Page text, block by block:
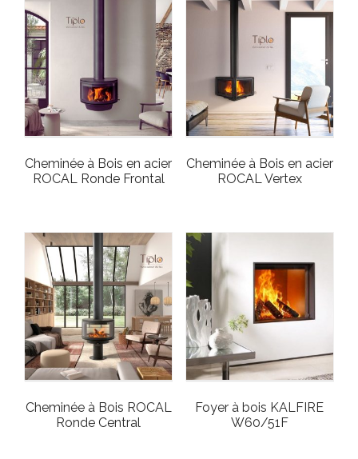
Cheminée à Bois en acier
ROCAL Ronde Frontal
Cheminée à Bois en acier
ROCAL Vertex
Cheminée à Bois ROCAL
Ronde Central
Foyer à bois KALFIRE
W60/51F